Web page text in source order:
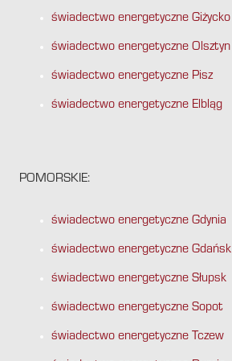
świadectwo energetyczne Giżycko
świadectwo energetyczne Olsztyn
świadectwo energetyczne Pisz
świadectwo energetyczne Elbląg
POMORSKIE:
świadectwo energetyczne Gdynia
świadectwo energetyczne Gdańsk
świadectwo energetyczne Słupsk
świadectwo energetyczne Sopot
świadectwo energetyczne Tczew